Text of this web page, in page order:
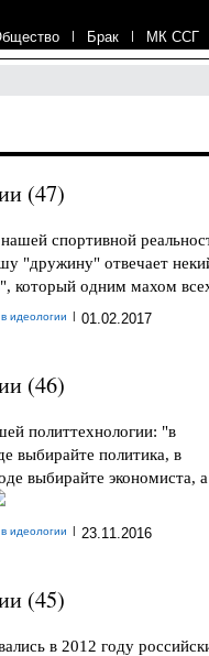
| Брак | МК ССГ
(47)
спортивной
"дружину" отвечает
который одним махом
идеологии | 01.02.2017
(46)
политтехнологии: "в
выбирайте политика, в
выбирайте экономиста,
идеологии | 23.11.2016
(45)
в 2012 году